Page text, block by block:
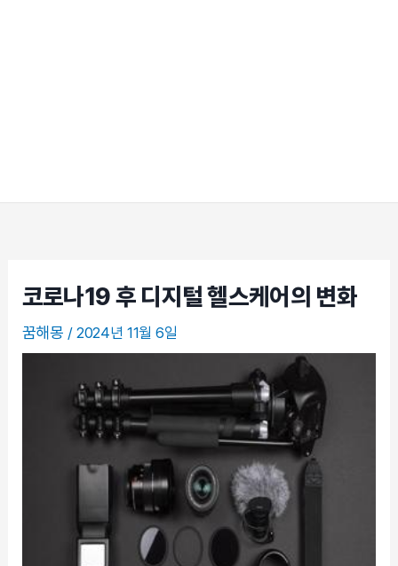
코로나19 후 디지털 헬스케어의 변화
꿈해몽 / 2024년 11월 6일